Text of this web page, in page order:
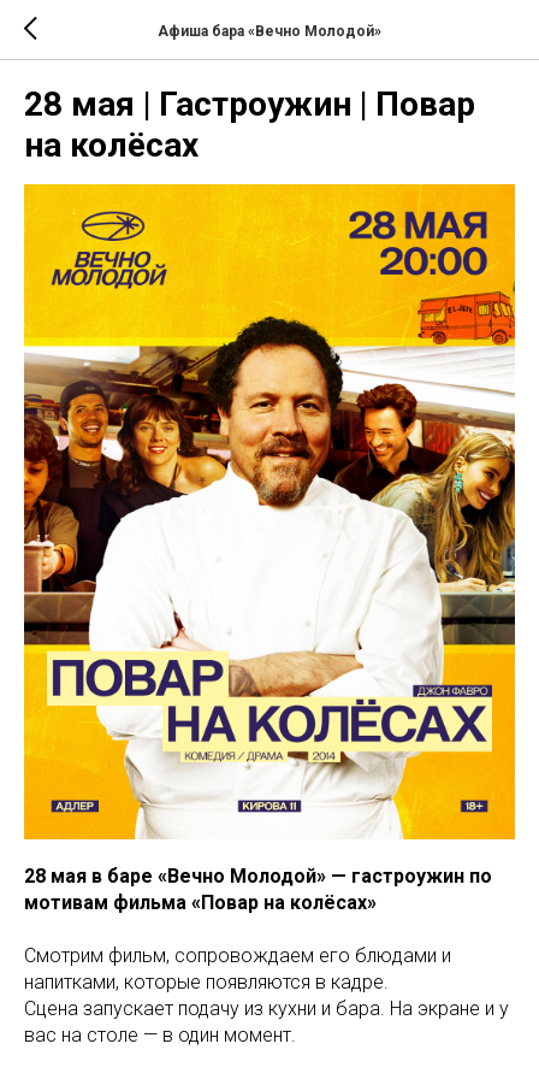
Афиша бара «Вечно Молодой»
28 мая | Гастроужин | Повар
на колёсах
28 мая в баре «Вечно Молодой» — гастроужин по
мотивам фильма «Повар на колёсах»
Смотрим фильм, сопровождаем его блюдами и
напитками, которые появляются в кадре.
Сцена запускает подачу из кухни и бара. На экране и у
вас на столе — в один момент.